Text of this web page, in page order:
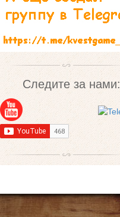
Следите за нами: